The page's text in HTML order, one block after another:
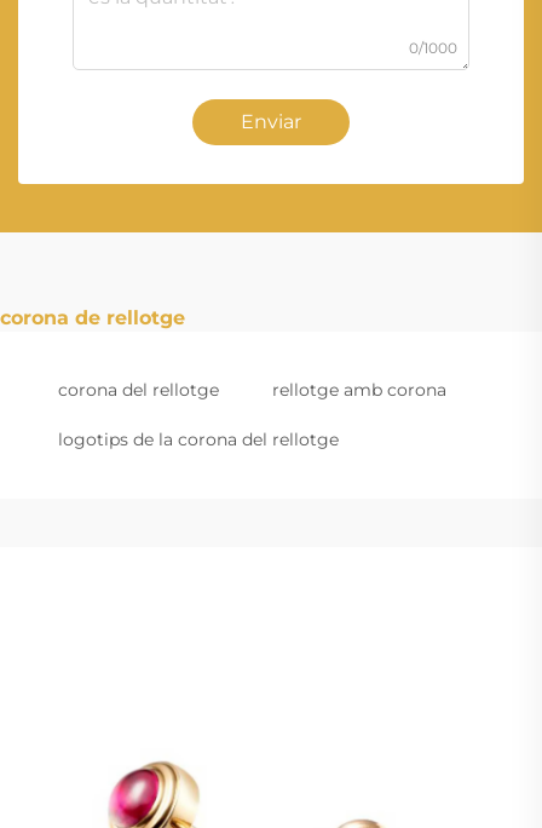
0/1000
Enviar
corona de rellotge
corona del rellotge rellotge amb corona
logotips de la corona del rellotge